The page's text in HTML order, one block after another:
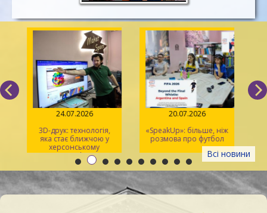
Всі новини
24.07.2026
3D-друк: технологія,
яка стає ближчою у
херсонському
просторі Maker Space
20.07.2026
«SpeakUp»: більше, ніж
розмова про футбол